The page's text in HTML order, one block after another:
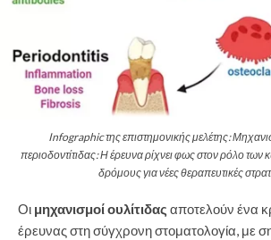
Infographic της επιστημονικής μελέτης:
περιοδοντίτιδας: Η έρευνα ρίχνει φως στον ρόλο των
δρόμους για νέες θεραπευτικές
Οι μηχανισμοί ουλίτιδας αποτελούν ένα
έρευνας στη σύγχρονη στοματολογία, με